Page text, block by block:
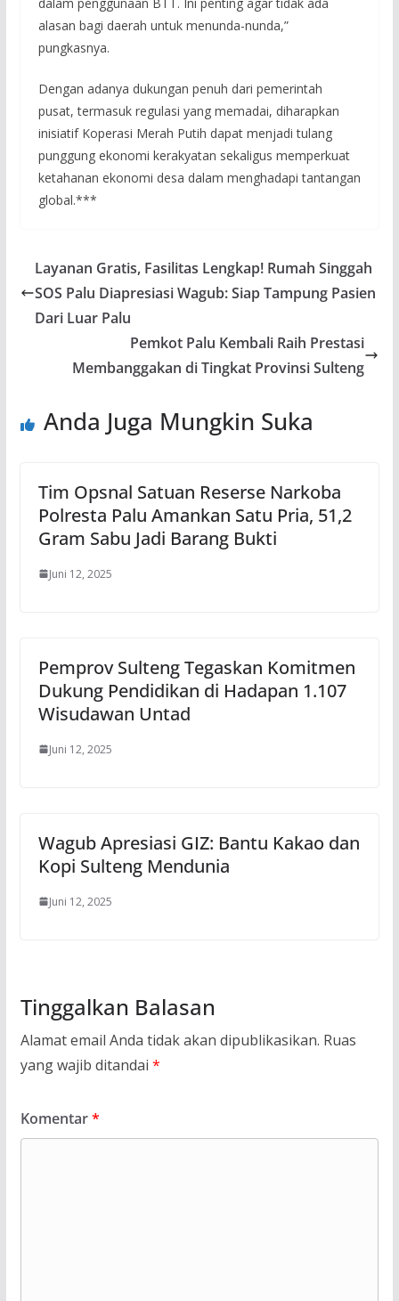
alasan bagi daerah untuk menunda-nunda,”
pungkasnya.
Dengan adanya dukungan penuh dari pemerintah
pusat, termasuk regulasi yang memadai, diharapkan
inisiatif Koperasi Merah Putih dapat menjadi tulang
punggung ekonomi kerakyatan sekaligus memperkuat
ketahanan ekonomi desa dalam menghadapi tantangan
global.***
Layanan Gratis, Fasilitas Lengkap! Rumah Singgah
SOS Palu Diapresiasi Wagub: Siap Tampung Pasien
Dari Luar Palu
Pemkot Palu Kembali Raih Prestasi
Membanggakan di Tingkat Provinsi Sulteng
Anda Juga Mungkin Suka
Tim Opsnal Satuan Reserse Narkoba
Polresta Palu Amankan Satu Pria, 51,2
Gram Sabu Jadi Barang Bukti
Juni 12, 2025
Pemprov Sulteng Tegaskan Komitmen
Dukung Pendidikan di Hadapan 1.107
Wisudawan Untad
Juni 12, 2025
Wagub Apresiasi GIZ: Bantu Kakao dan
Kopi Sulteng Mendunia
Juni 12, 2025
Tinggalkan Balasan
Alamat email Anda tidak akan dipublikasikan. Ruas
yang wajib ditandai *
Komentar*